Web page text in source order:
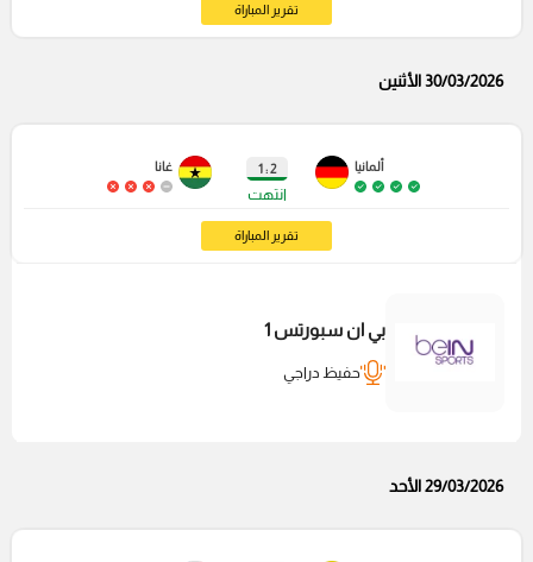
تقرير المباراة
30/03/2026 الأثنين
ألمانيا 2 : 1
انتهت
غانا
تقرير المباراة
بي ان سبورتس 1
حفيظ دراجي
29/03/2026 الأحد